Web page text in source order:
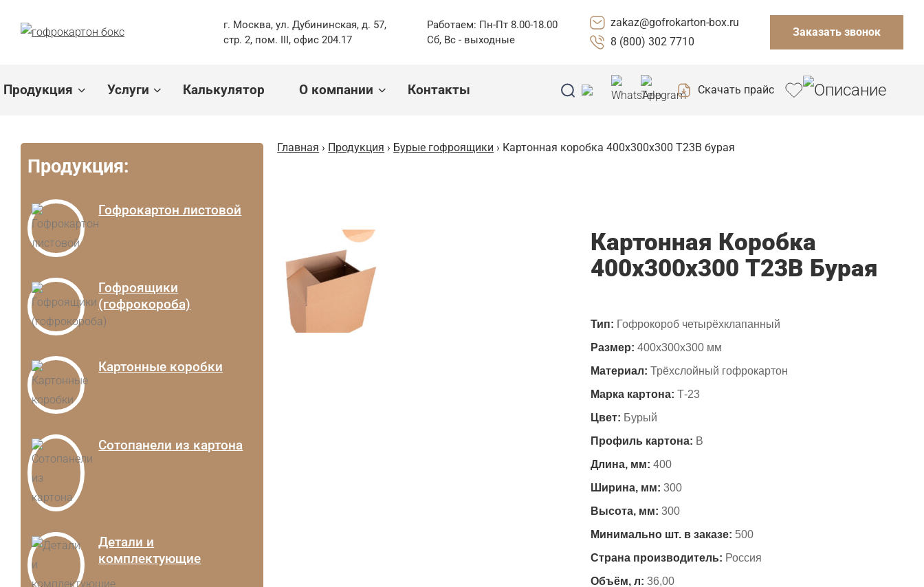
г. Москва, ул. Дубининская, д. 57,
стр. 2, пом. III, офис 204.17
Работаем: Пн-Пт 8.00-18.00
Сб, Вс - выходные
zakaz@gofrokarton-box.ru
8 (800) 302 7710
Заказать звонок
Продукция Услуги Калькулятор О компании Контакты Скачать прайс
Продукция:
Гофрокартон листовой
Гофроящики
(гофрокороба)
Картонные коробки
Сотопанели из картона
Детали и
комплектующие
Главная › Продукция › Бурые гофроящики › Картонная коробка 400x300x300 Т23B бурая
Картонная Коробка
400x300x300 Т23B Бурая
Тип: Гофрокороб четырёхклапанный
Размер: 400х300х300 мм
Материал: Трёхслойный гофрокартон
Марка картона: Т-23
Цвет: Бурый
Профиль картона: B
Длина, мм: 400
Ширина, мм: 300
Высота, мм: 300
Минимально шт. в заказе: 500
Страна производитель: Россия
Объём, л: 36,00